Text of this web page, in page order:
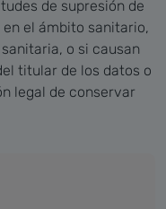
de supresión de
el ámbito sanitario,
o si causan
titular de los datos o
legal de conservar